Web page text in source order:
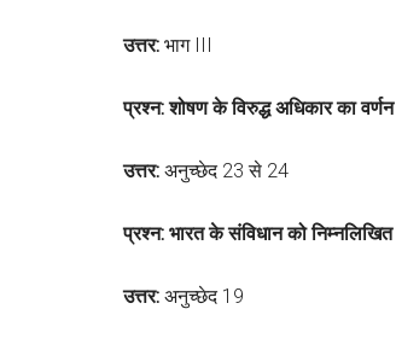
उत्तर: भाग III
प्रश्न: शोषण के विरुद्ध अधिकार का
उत्तर: अनुच्छेद 23 से 24
प्रश्न: भारत के संविधान को
उत्तर: अनुच्छेद 19